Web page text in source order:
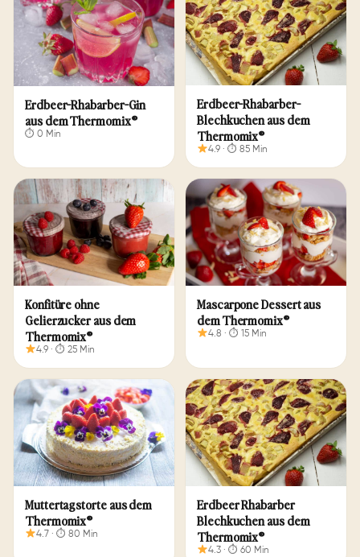
Schnelles Erdbeer-Softeis
aus dem Thermomix®
5.0 · ⏱ 10 Min
Erdbeermarmelade aus
dem Thermomix®
4.9 · ⏱ 23 Min
Erdbeer-Dessert aus dem
Thermomix® mit
Frischkäse
4.9 · ⏱ 20 Min
Erdbeer-Mango-Sekt aus
dem Thermomix®
4.9 · ⏱ 20 Min
Schnelles Erdbeereis aus
dem Thermomix®
4.9 · ⏱ 3 Min
Erdbeerketchup aus dem
Thermomix®
4.8 · ⏱ 15 Min
Erdbeer-Rhabarber-Gin
aus dem Thermomix®
⏱ 0 Min
Erdbeer-Rhabarber-
Blechkuchen aus dem
Thermomix®
4.9 · ⏱ 85 Min
Konfitüre ohne
Gelierzucker aus dem
Thermomix®
4.9 · ⏱ 25 Min
Mascarpone Dessert aus
dem Thermomix®
4.8 · ⏱ 15 Min
Muttertagstorte aus dem
Thermomix®
4.7 · ⏱ 80 Min
Erdbeer Rhabarber
Blechkuchen aus dem
Thermomix®
4.3 · ⏱ 60 Min